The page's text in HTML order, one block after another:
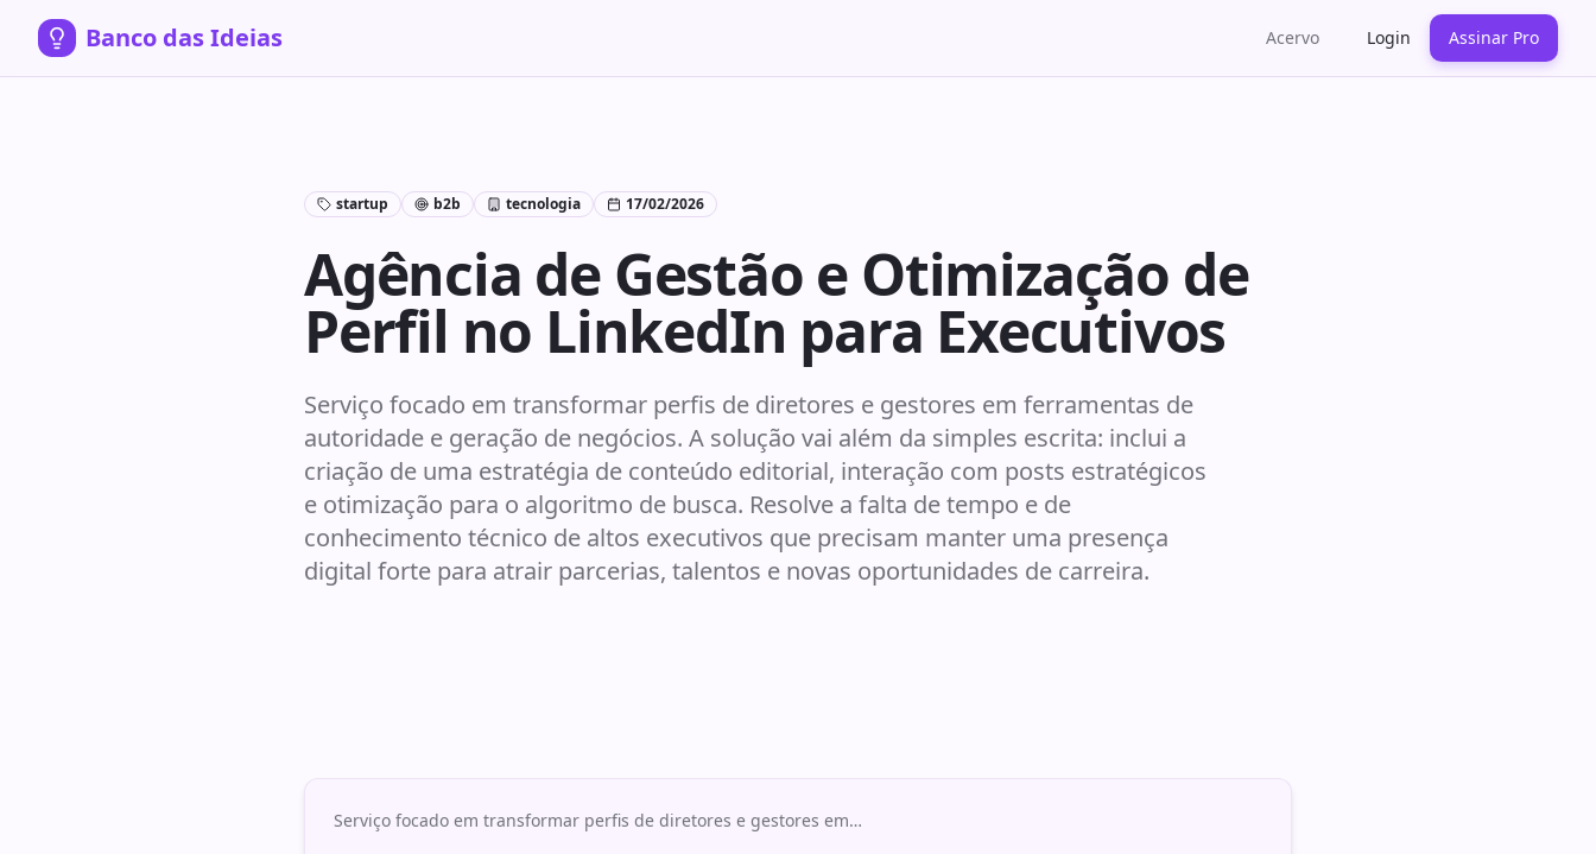
Banco das Ideias Acervo Login Assinar Pro
startup b2b tecnologia 17/02/2026
Agência de Gestão e Otimização de
Perfil no LinkedIn para Executivos
Serviço focado em transformar perfis de diretores e gestores em ferramentas de
autoridade e geração de negócios. A solução vai além da simples escrita: inclui a
criação de uma estratégia de conteúdo editorial, interação com posts estratégicos
e otimização para o algoritmo de busca. Resolve a falta de tempo e de
conhecimento técnico de altos executivos que precisam manter uma presença
digital forte para atrair parcerias, talentos e novas oportunidades de carreira.
Serviço focado em transformar perfis de diretores e gestores em…